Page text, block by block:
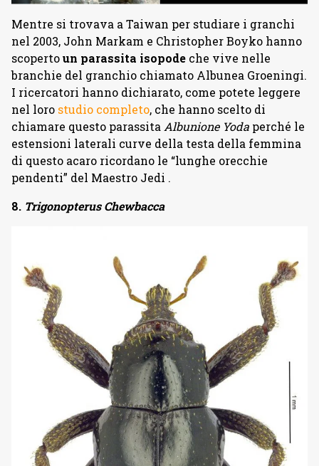
Mentre si trovava a Taiwan per studiare i granchi
nel 2003, John Markam e Christopher Boyko hanno
scopertoun parassita isopode che vive nelle
branchie del granchio chiamato Albunea Groeningi.
I ricercatori hanno dichiarato, come potete leggere
nel loro studio completo, che hanno scelto di
chiamare questo parassita Albunione Yoda perché le
estensioni laterali curve della testa della femmina
di questo acaro ricordano le “lunghe orecchie
pendenti” del Maestro Jedi .
8. Trigonopterus Chewbacca